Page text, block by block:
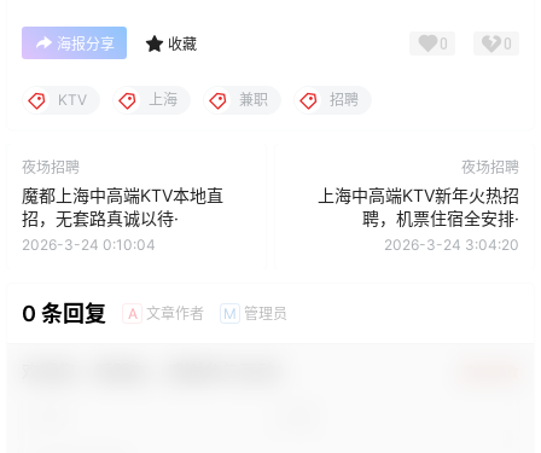
海报分享 收藏 0 0
KTV 上海 兼职 招聘
夜场招聘
魔都上海中高端KTV本地直
招，无套路真诚以待·
2026-3-24 0:10:04
夜场招聘
上海中高端KTV新年火热招
聘，机票住宿全安排·
2026-3-24 3:04:20
0 条回复 A 文章作者 M 管理员